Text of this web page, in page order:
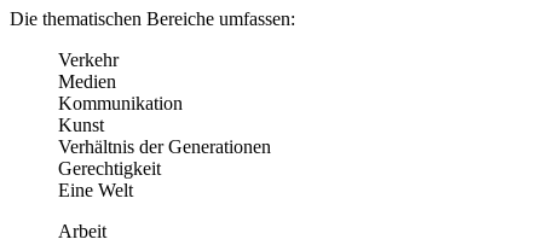
Die thematischen Bereiche umfassen:
Verkehr
Medien
Kommunikation
Kunst
Verhältnis der Generationen
Gerechtigkeit
Eine Welt
Arbeit